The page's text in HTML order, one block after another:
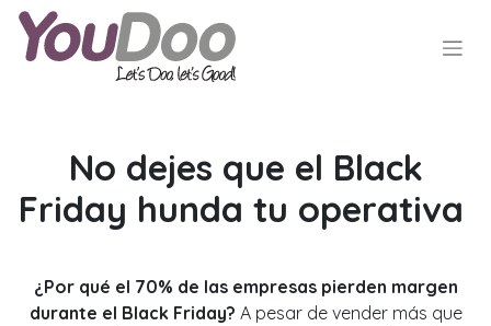
No dejes que el Black
Friday hunda tu operativa
¿Por qué el 70% de las empresas pierden margen
durante el Black Friday? A pesar de vender más que